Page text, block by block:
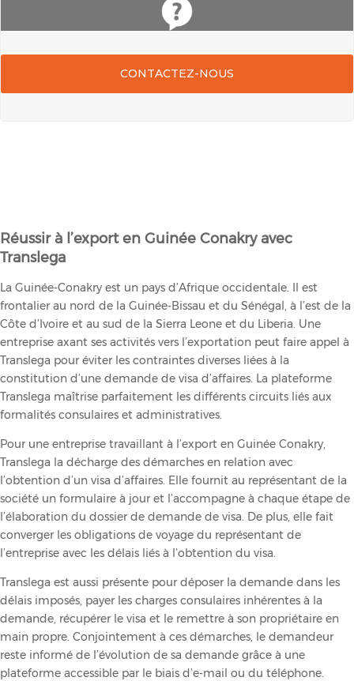
CONTACTEZ-NOUS
Réussir à l’export en Guinée Conakry avec
Translega
La Guinée-Conakry est un pays d’Afrique occidentale. Il est
frontalier au nord de la Guinée-Bissau et du Sénégal, à l’est de la
Côte d’Ivoire et au sud de la Sierra Leone et du Liberia. Une
entreprise axant ses activités vers l’exportation peut faire appel à
Translega pour éviter les contraintes diverses liées à la
constitution d’une demande de visa d’affaires. La plateforme
Translega maîtrise parfaitement les différents circuits liés aux
formalités consulaires et administratives.
Pour une entreprise travaillant à l’export en Guinée Conakry,
Translega la décharge des démarches en relation avec
l’obtention d’un visa d’affaires. Elle fournit au représentant de la
société un formulaire à jour et l’accompagne à chaque étape de
l’élaboration du dossier de demande de visa. De plus, elle fait
converger les obligations de voyage du représentant de
l’entreprise avec les délais liés à l’obtention du visa.
Translega est aussi présente pour déposer la demande dans les
délais imposés, payer les charges consulaires inhérentes à la
demande, récupérer le visa et le remettre à son propriétaire en
main propre. Conjointement à ces démarches, le demandeur
reste informé de l’évolution de sa demande grâce à une
plateforme accessible par le biais d’e-mail ou du téléphone.